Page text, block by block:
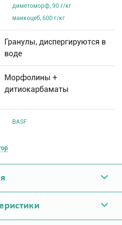
диметоморф, 90 г/кг
манкоцеб, 600 г/кг
Гранулы, диспергируются в
воде
Морфолины +
дитиокарбаматы
BASF